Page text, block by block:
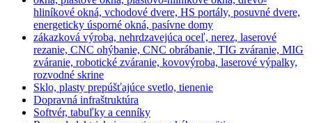
hliníkové okná, vchodové dvere, HS portály, posuvné dvere,
energeticky úsporné okná, pasívne domy
zákazková výroba, nehrdzavejúca oceľ, nerez, laserové
rezanie, CNC ohýbanie, CNC obrábanie, TIG zváranie, MIG
zváranie, robotické zváranie, kovovýroba, laserové výpalky,
rozvodné skrine
Sklo, plasty prepúšťajúce svetlo, tienenie
Dopravná infraštruktúra
Softvér, tabuľky a cenníky